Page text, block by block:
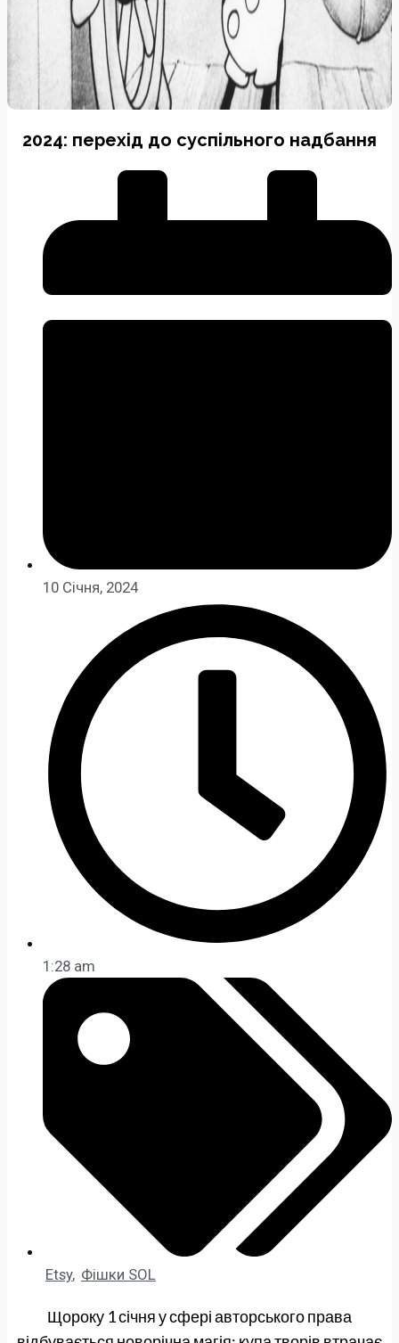
2024: перехід до суспільного надбання
10 Січня, 2024
1:28 am
Etsy, Фішки SOL
Щороку 1 січня у сфері авторського права